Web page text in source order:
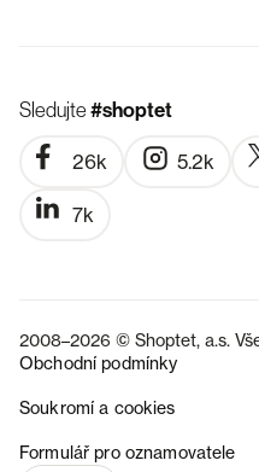
Sledujte#shoptet
26k 5.2k
7k
2008–2026 © Shoptet, a.s.
Obchodní podmínky
Soukromí a cookies
Formulář pro oznamovatele